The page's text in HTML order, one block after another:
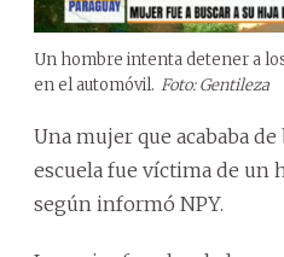
Un hombre intenta detener a
en el automóvil. Foto: Gentileza
Una mujer que acababa
escuela fue víctima de un
según informó NPY.